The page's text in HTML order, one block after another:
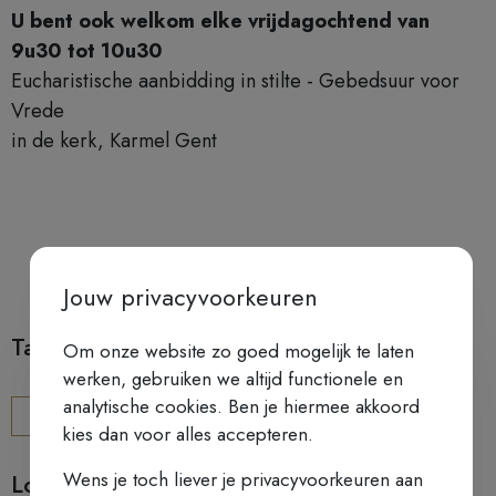
U bent ook welkom elke vrijdagochtend van
9u30 tot 10u30
Eucharistische aanbidding in stilte - Gebedsuur voor
Vrede
in de kerk, Karmel Gent
Tags
CHRISTELIJK GELOOF EVANGELIE
Locatie
Jouw privacyvoorkeuren
Om onze website zo goed mogelijk te laten
werken, gebruiken we altijd functionele en
analytische cookies. Ben je hiermee akkoord
kies dan voor alles accepteren.
Wens je toch liever je privacyvoorkeuren aan